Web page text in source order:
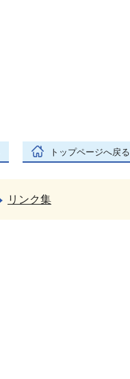
トップページへ戻る
リンク集